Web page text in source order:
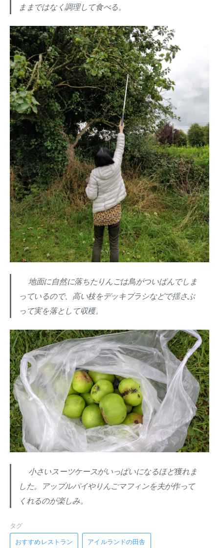
ままではなく調理して食べる。
地面に自然に落ちたりんごは鳥がついばんでしま
っているので、高い枝をデッキブラシなどで揺さぶ
って実を落として収穫。
小さいスーツケースがいっぱいになるほど獲れま
した。アップルパイやりんごマフィンを夫が作って
くれるのが楽しみ。
タグ
おすすめレストラン
アイルランドの田舎